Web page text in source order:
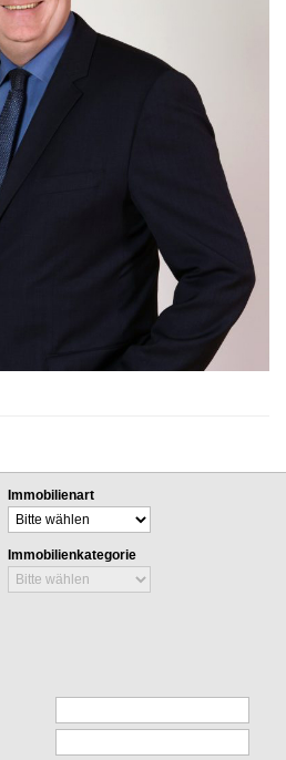
Immobilienart
Immobilienkategorie